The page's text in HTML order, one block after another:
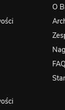
O
FAQ